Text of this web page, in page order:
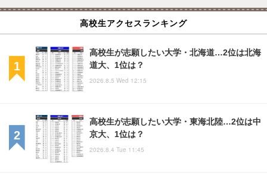
高校生アクセスランキング
高校生が志願したい大学・北海道…2位は北海
道大、1位は？
2026.8.5 Wed 12:15
高校生が志願したい大学・東海北陸…2位は中
京大、1位は？
2026.8.4 Tue 11:45